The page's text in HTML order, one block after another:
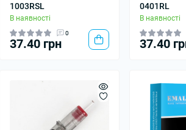
1003RSL
В наявності
0
37.40 грн
0401RL
В наявності
37.40